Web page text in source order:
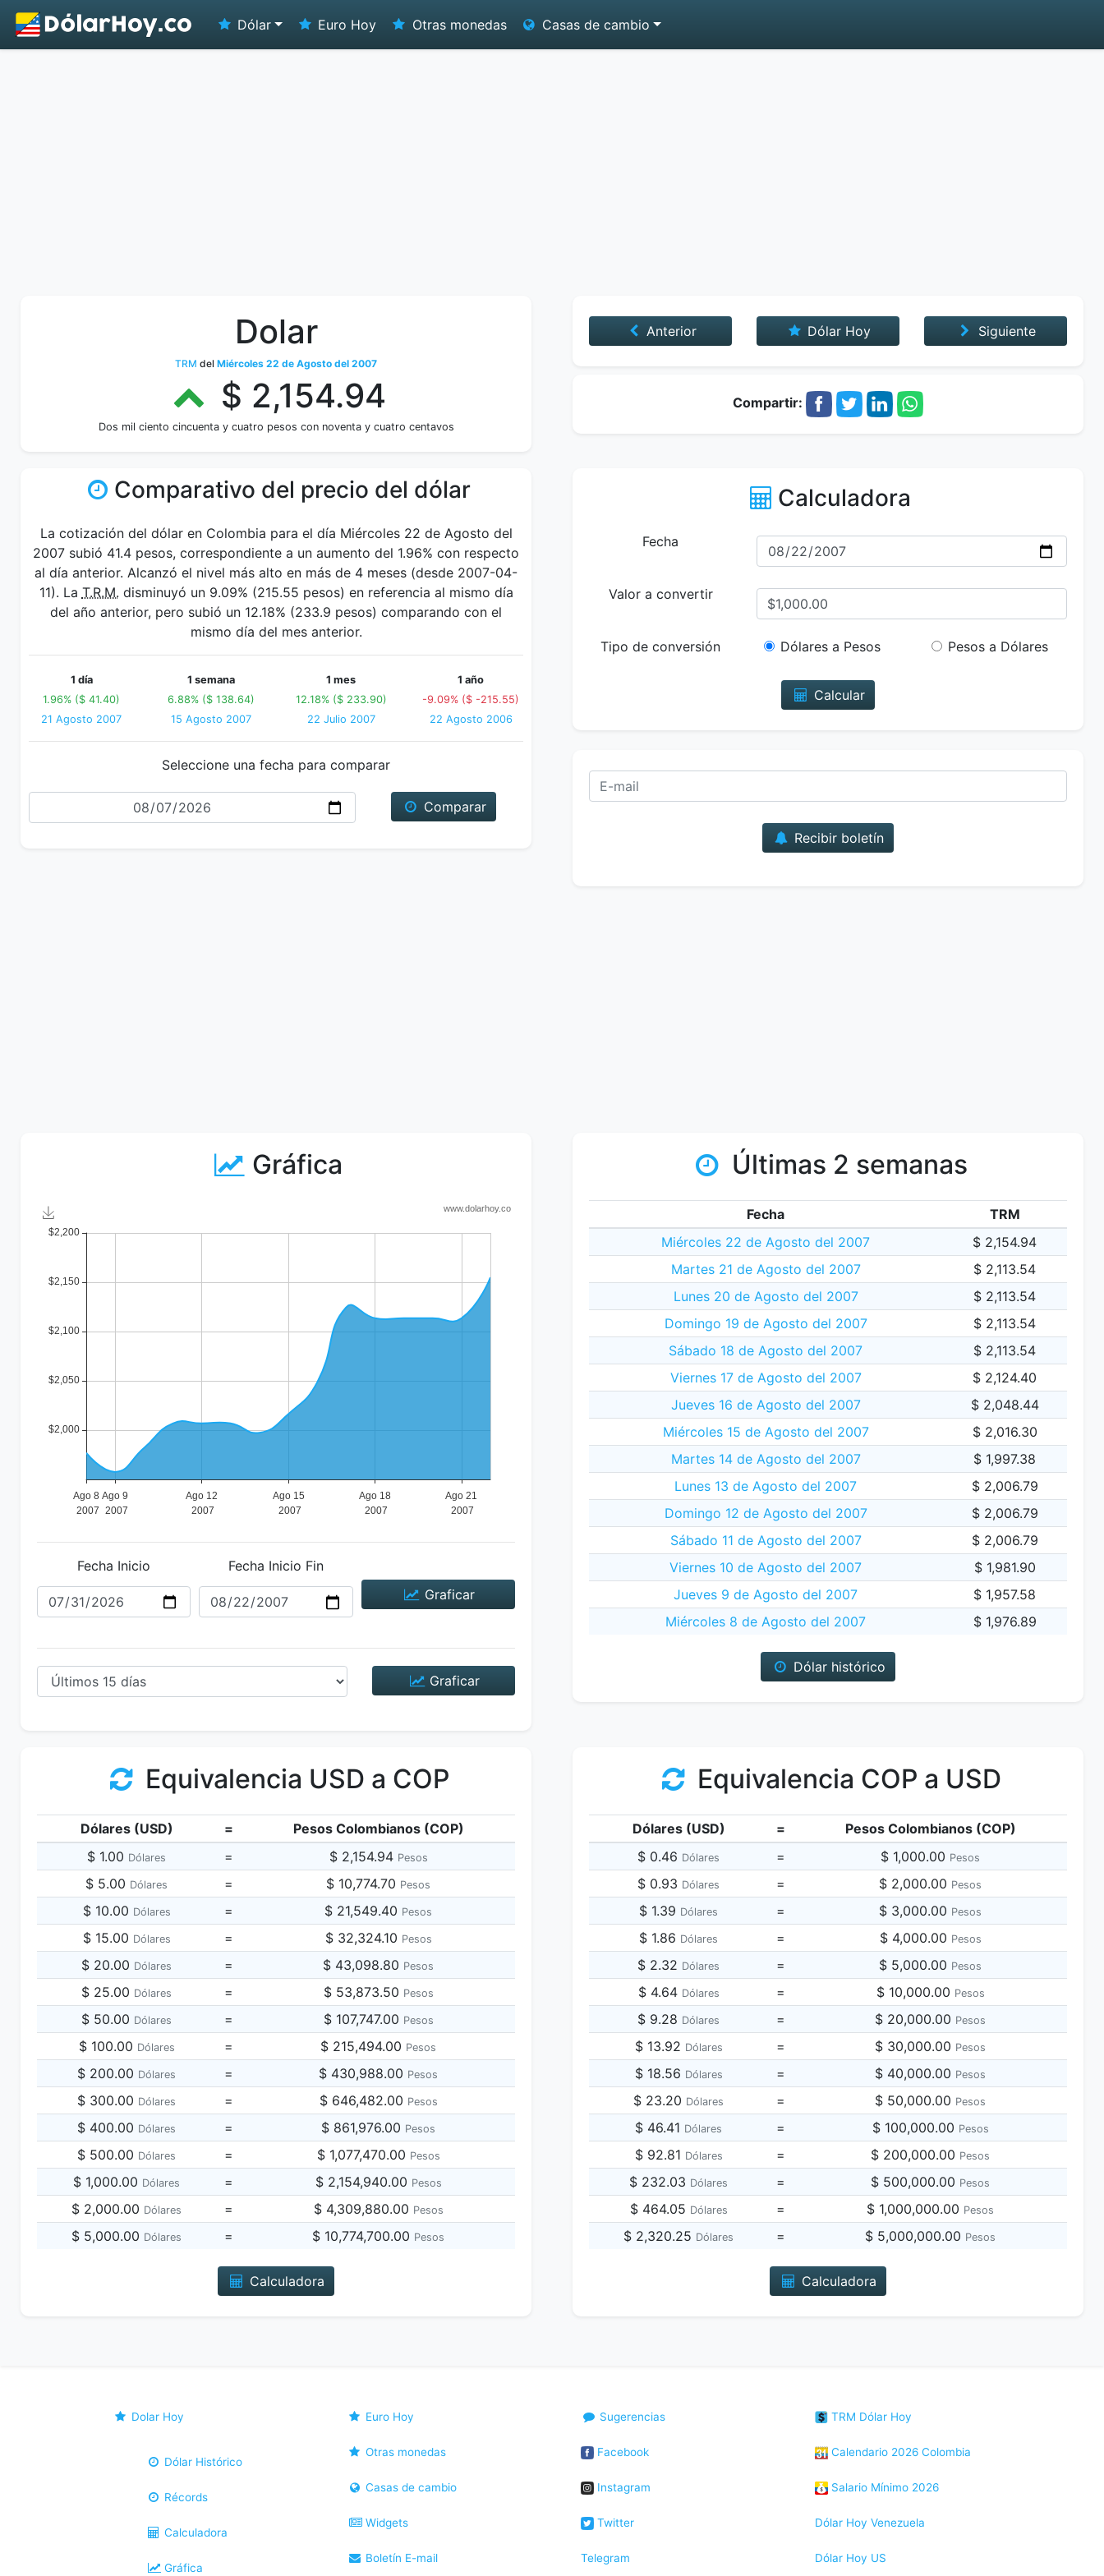
Dólar Euro Hoy Otras monedas Casas de cambio
Dolar
TRM del Miércoles 22 de Agosto del 2007
$ 2,154.94
Dos mil ciento cincuenta y cuatro pesos con noventa y cuatro centavos
Anterior Dólar Hoy Siguiente
Compartir:
Comparativo del precio del dólar
La cotización del dólar en Colombia para el día Miércoles 22 de Agosto del
2007 subió 41.4 pesos, correspondiente a un aumento del 1.96% con respecto
al día anterior. Alcanzó el nivel más alto en más de 4 meses (desde 2007-04-
11). La T.R.M. disminuyó un 9.09% (215.55 pesos) en referencia al mismo día
del año anterior, pero subió un 12.18% (233.9 pesos) comparando con el
mismo día del mes anterior.
1 día
1.96% ($ 41.40)
21 Agosto 2007
1 semana
6.88% ($ 138.64)
15 Agosto 2007
1 mes
12.18% ($ 233.90)
22 Julio 2007
1 año
-9.09% ($ -215.55)
22 Agosto 2006
Seleccione una fecha para comparar
Fecha
Comparar
Calculadora
Fecha
Valor a convertir
Tipo de conversión Dólares a Pesos Pesos a Dólares
Calcular
Recibir boletín
Gráfica
Fecha Inicio
Fecha Inicio Fin
Graficar
Graficar
Últimas 2 semanas
Fecha
TRM
Miércoles 22 de Agosto del 2007
$ 2,154.94
Martes 21 de Agosto del 2007
$ 2,113.54
Lunes 20 de Agosto del 2007
$ 2,113.54
Domingo 19 de Agosto del 2007
$ 2,113.54
Sábado 18 de Agosto del 2007
$ 2,113.54
Viernes 17 de Agosto del 2007
$ 2,124.40
Jueves 16 de Agosto del 2007
$ 2,048.44
Miércoles 15 de Agosto del 2007
$ 2,016.30
Martes 14 de Agosto del 2007
$ 1,997.38
Lunes 13 de Agosto del 2007
$ 2,006.79
Domingo 12 de Agosto del 2007
$ 2,006.79
Sábado 11 de Agosto del 2007
$ 2,006.79
Viernes 10 de Agosto del 2007
$ 1,981.90
Jueves 9 de Agosto del 2007
$ 1,957.58
Miércoles 8 de Agosto del 2007
$ 1,976.89
Dólar histórico
Equivalencia USD a COP
Dólares (USD) =
Pesos Colombianos (COP)
$ 1.00 Dólares = $ 2,154.94 Pesos
$ 5.00 Dólares = $ 10,774.70 Pesos
$ 10.00 Dólares = $ 21,549.40 Pesos
$ 15.00 Dólares = $ 32,324.10 Pesos
$ 20.00 Dólares = $ 43,098.80 Pesos
$ 25.00 Dólares = $ 53,873.50 Pesos
$ 50.00 Dólares = $ 107,747.00 Pesos
$ 100.00 Dólares = $ 215,494.00 Pesos
$ 200.00 Dólares = $ 430,988.00 Pesos
$ 300.00 Dólares = $ 646,482.00 Pesos
$ 400.00 Dólares = $ 861,976.00 Pesos
$ 500.00 Dólares = $ 1,077,470.00 Pesos
$ 1,000.00 Dólares = $ 2,154,940.00 Pesos
$ 2,000.00 Dólares = $ 4,309,880.00 Pesos
$ 5,000.00 Dólares = $ 10,774,700.00 Pesos
Calculadora
Equivalencia COP a USD
Dólares (USD) =
Pesos Colombianos (COP)
$ 0.46 Dólares = $ 1,000.00 Pesos
$ 0.93 Dólares = $ 2,000.00 Pesos
$ 1.39 Dólares = $ 3,000.00 Pesos
$ 1.86 Dólares = $ 4,000.00 Pesos
$ 2.32 Dólares = $ 5,000.00 Pesos
$ 4.64 Dólares = $ 10,000.00 Pesos
$ 9.28 Dólares = $ 20,000.00 Pesos
$ 13.92 Dólares = $ 30,000.00 Pesos
$ 18.56 Dólares = $ 40,000.00 Pesos
$ 23.20 Dólares = $ 50,000.00 Pesos
$ 46.41 Dólares = $ 100,000.00 Pesos
$ 92.81 Dólares = $ 200,000.00 Pesos
$ 232.03 Dólares = $ 500,000.00 Pesos
$ 464.05 Dólares = $ 1,000,000.00 Pesos
$ 2,320.25 Dólares = $ 5,000,000.00 Pesos
Calculadora
Dolar Hoy
Dólar Histórico
Récords
Calculadora
Gráfica
Euro Hoy
Otras monedas
Casas de cambio
Widgets
Boletín E-mail
Sugerencias
Facebook
Instagram
Twitter
Telegram
TRM Dólar Hoy
Calendario 2026 Colombia
Salario Mínimo 2026
Dólar Hoy Venezuela
Dólar Hoy US